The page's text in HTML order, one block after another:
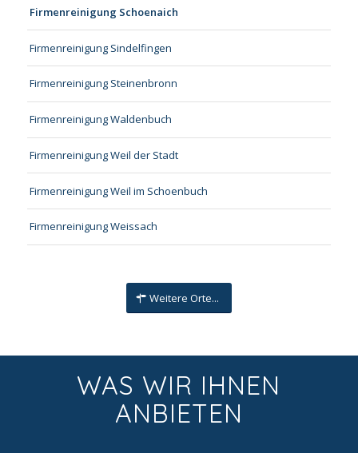
Firmenreinigung Schoenaich
Firmenreinigung Sindelfingen
Firmenreinigung Steinenbronn
Firmenreinigung Waldenbuch
Firmenreinigung Weil der Stadt
Firmenreinigung Weil im Schoenbuch
Firmenreinigung Weissach
Weitere Orte...
WAS WIR IHNEN
ANBIETEN